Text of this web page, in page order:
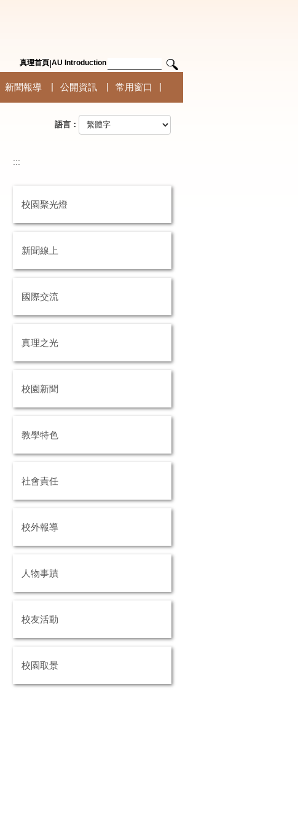
真理首頁 AU Introduction
新聞報導 公開資訊 常用窗口
語言：
:::
校園聚光燈
新聞線上
國際交流
真理之光
校園新聞
教學特色
社會責任
校外報導
人物事蹟
校友活動
校園取景